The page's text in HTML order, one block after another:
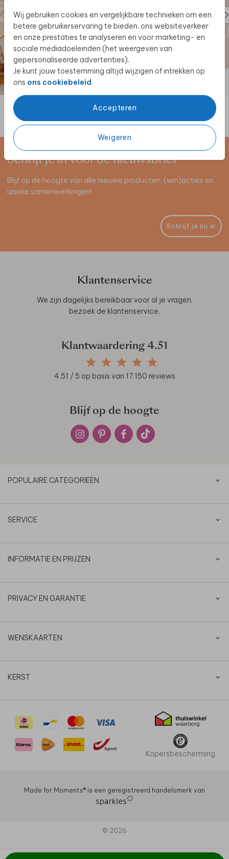
Wij gebruiken cookies en vergelijkbare technieken om een
betere gebruikerservaring te bieden, ons websiteverkeer
en onze prestaties te analyseren en voor marketing- en
sociale mediadoeleinden (het weergeven van
gepersonaliseerde advertenties).
Je kunt jouw toestemming altijd wijzigen of intrekken op
ons ons cookiebeleid.
Accepteren
Weigeren
Schrijf je in voor de nieuwsbrief
Blijf op de hoogte van alle nieuwe producten, (win)acties en
unieke samenwerkingen!
Schrijf je nu in
Klantenservice
We zijn dagelijks bereikbaar voor al je vragen,
bezoek de klantenservice.
Klantwaardering 4.51
4.51 / 5 op basis van 17.150 reviews
Blijf op de hoogte
POPULAIRE CATEGORIEËN
SERVICE
INFORMATIE EN PRIJZEN
PRIVACY EN GARANTIE
WENSKAARTEN
KERST
Kopersbescherming
Made for Moments®️ is een geregistreerd handelsmerk van
© 2026